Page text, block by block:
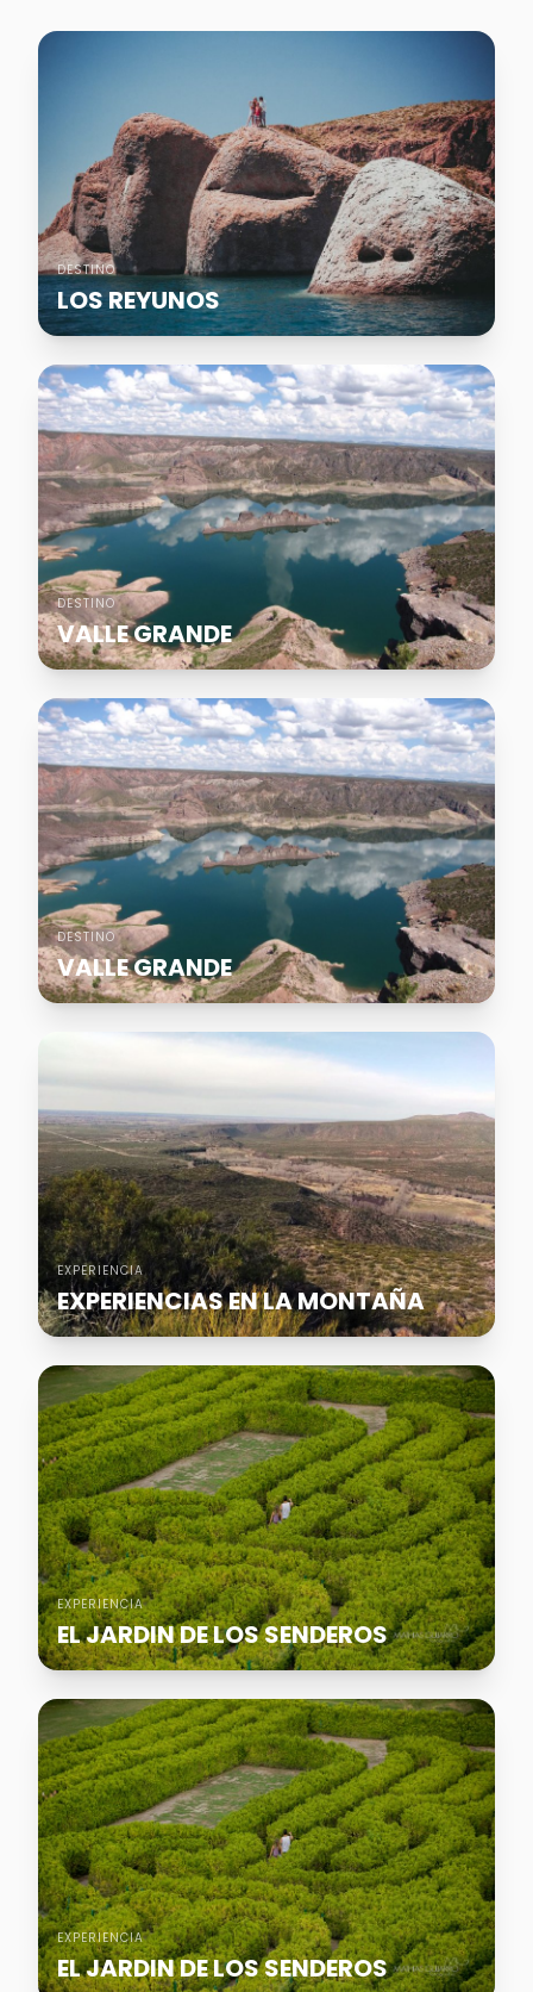
DESTINO
LOS REYUNOS
DESTINO
VALLE GRANDE
DESTINO
VALLE GRANDE
EXPERIENCIA
EXPERIENCIAS EN LA MONTAÑA
EXPERIENCIA
EL JARDIN DE LOS SENDEROS
EXPERIENCIA
EL JARDIN DE LOS SENDEROS